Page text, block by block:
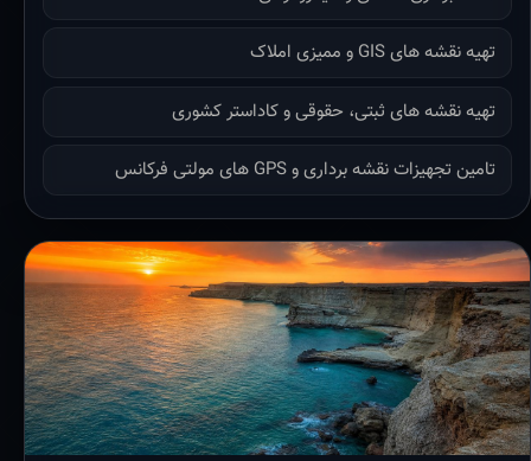
تهیه نقشه های GIS و ممیزی املاک
تهیه نقشه های ثبتی، حقوقی و کاداستر کشوری
تامین تجهیزات نقشه برداری و GPS های مولتی فرکانس